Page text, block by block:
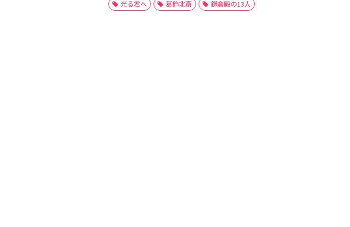
光る君へ 葛飾北斎 鎌倉殿の13人